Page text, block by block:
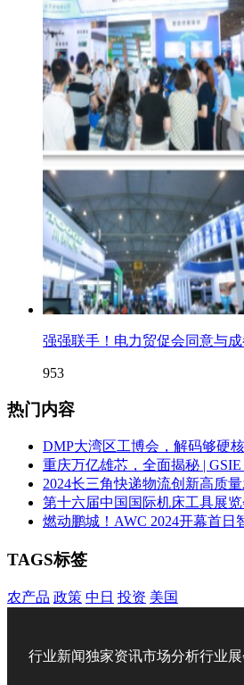
强强联手！电力贸促会同意与
953
热门内容
DMP大湾区工博会，解码够硬
重庆万亿雄芯，全面揭秘 | GSIE
2024长三角快递物流创新高质
第十六届中国国际机床工具展
燃动鹏城！AWC 2024开幕首日
TAGS标签
农产品 政策 中日 投资 美国
行业新闻独家资讯市场分析行业